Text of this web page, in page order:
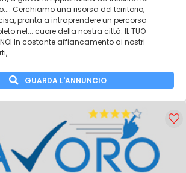
Cerchiamo una risorsa del territorio,
pronta a intraprendere un percorso
nel... cuore della nostra città. IL TUO
NOI In costante affiancamento ai nostri
GUARDA L'ANNUNCIO